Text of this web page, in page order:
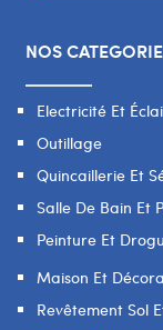
NOS
Electricité Et
Outillage
Quincaillerie Et
Salle De Bain Et
Peinture Et
Maison Et
Revêtement Sol